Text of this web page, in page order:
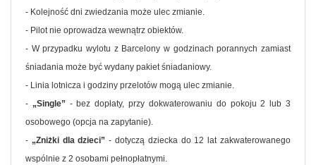
- Kolejność dni zwiedzania może ulec zmianie.
- Pilot nie oprowadza wewnątrz obiektów.
- W przypadku wylotu z Barcelony w godzinach porannych zamiast
śniadania może być wydany pakiet śniadaniowy.
- Linia lotnicza i godziny przelotów mogą ulec zmianie.
- „Single” - bez dopłaty, przy dokwaterowaniu do pokoju 2 lub 3
osobowego (opcja na zapytanie).
- „Zniżki dla dzieci” - dotyczą dziecka do 12 lat zakwaterowanego
wspólnie z 2 osobami pełnopłatnymi.